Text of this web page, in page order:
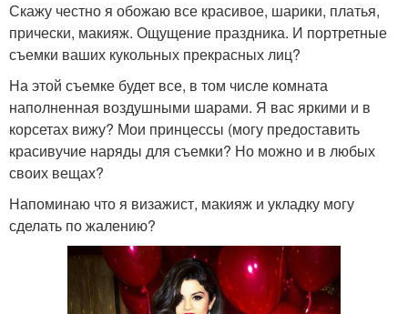
Скажу честно я обожаю все красивое, шарики, платья,
прически, макияж. Ощущение праздника. И портретные
съемки ваших кукольных прекрасных лиц?
На этой съемке будет все, в том числе комната
наполненная воздушными шарами. Я вас яркими и в
корсетах вижу? Мои принцессы (могу предоставить
красивучие наряды для съемки? Но можно и в любых
своих вещах?
Напоминаю что я визажист, макияж и укладку могу
сделать по жалению?